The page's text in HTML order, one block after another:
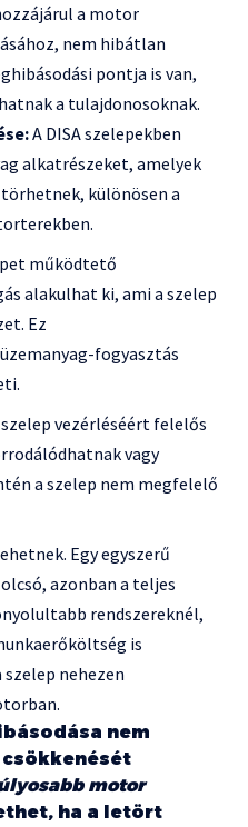
a motor
nem hibátlan
pontja is van,
a tulajdonosoknak.
A DISA szelepekben
alkatrészeket, amelyek
különösen a
működtető
alakulhat ki, ami a szelep
Ez
fogyasztás
szelep vezérléséért felelős
vagy
a szelep nem megfelelő
Egy egyszerű
azonban a teljes
rendszereknél,
is
nehezen
nem
motor
ha a letört